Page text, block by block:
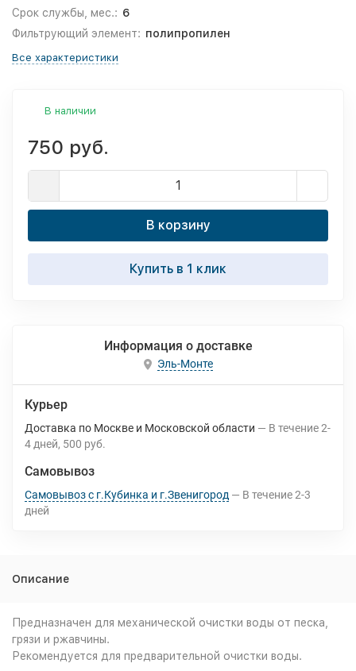
Срок службы, мес.: 6
Фильтрующий элемент: полипропилен
Все характеристики
В наличии
750 руб.
В корзину
Купить в 1 клик
Информация о доставке
Эль-Монте
Курьер
Доставка по Москве и Московской области В течение2-
4 дней 500 руб.
Самовывоз
Самовывоз с г.Кубинка и г.Звенигород В течение2-3
дней
Описание
Предназначен для механической очистки воды от песка,
грязи и ржавчины.
Рекомендуется для предварительной очистки воды.